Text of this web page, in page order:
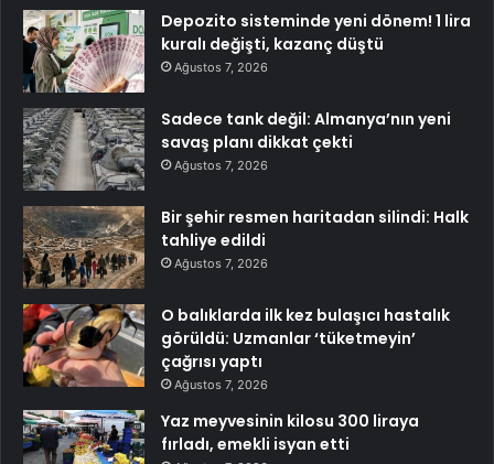
Depozito sisteminde yeni dönem! 1 lira
kuralı değişti, kazanç düştü
Ağustos 7, 2026
Sadece tank değil: Almanya’nın yeni
savaş planı dikkat çekti
Ağustos 7, 2026
Bir şehir resmen haritadan silindi: Halk
tahliye edildi
Ağustos 7, 2026
O balıklarda ilk kez bulaşıcı hastalık
görüldü: Uzmanlar ‘tüketmeyin’
çağrısı yaptı
Ağustos 7, 2026
Yaz meyvesinin kilosu 300 liraya
fırladı, emekli isyan etti